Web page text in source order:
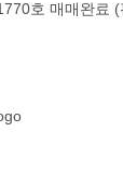
호 매매완료